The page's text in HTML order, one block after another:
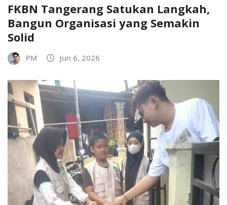
FKBN Tangerang Satukan Langkah,
Bangun Organisasi yang Semakin
Solid
PM Jun 6, 2026